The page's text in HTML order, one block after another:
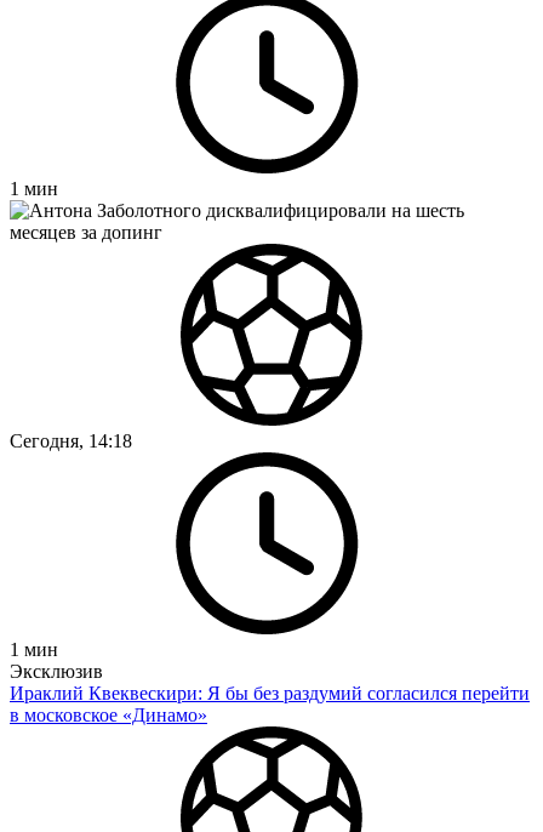
1 мин
Сегодня, 14:18
1 мин
Эксклюзив
Ираклий Квеквескири: Я бы без раздумий согласился перейти
в московское «Динамо»